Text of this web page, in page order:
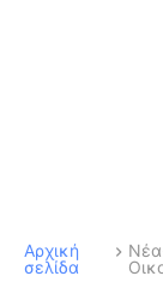
Αρχική
σελίδα